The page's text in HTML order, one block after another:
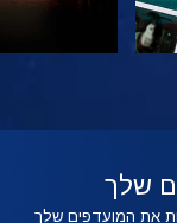
שלך
את המועדפים שלך